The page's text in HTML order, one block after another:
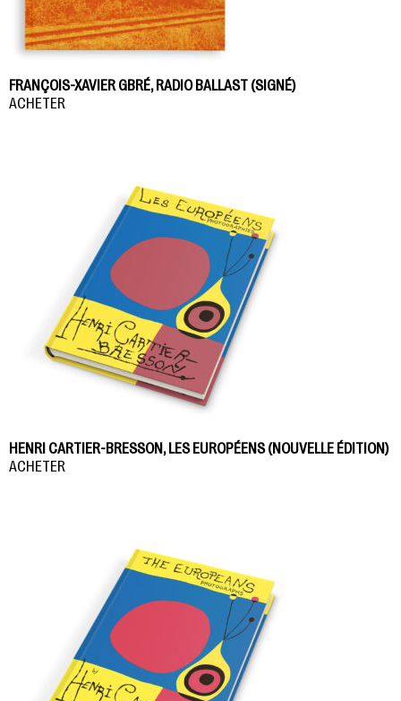
FRANÇOIS-XAVIER GBRÉ, RADIO BALLAST (SIGNÉ)
ACHETER
HENRI CARTIER-BRESSON, LES EUROPÉENS (NOUVELLE ÉDITION)
ACHETER